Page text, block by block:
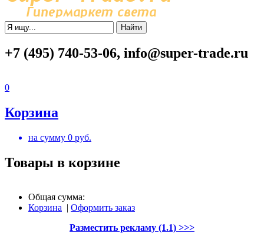
Найти
+7 (495) 740-53-06, info@super-trade.ru
0
Корзина
на сумму 0 руб.
Товары в корзине
Общая сумма:
Корзина | Оформить заказ
Разместить рекламу (1.1) >>>